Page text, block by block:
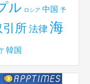
ル ロシア 中国 予
所 法律 海
韓国